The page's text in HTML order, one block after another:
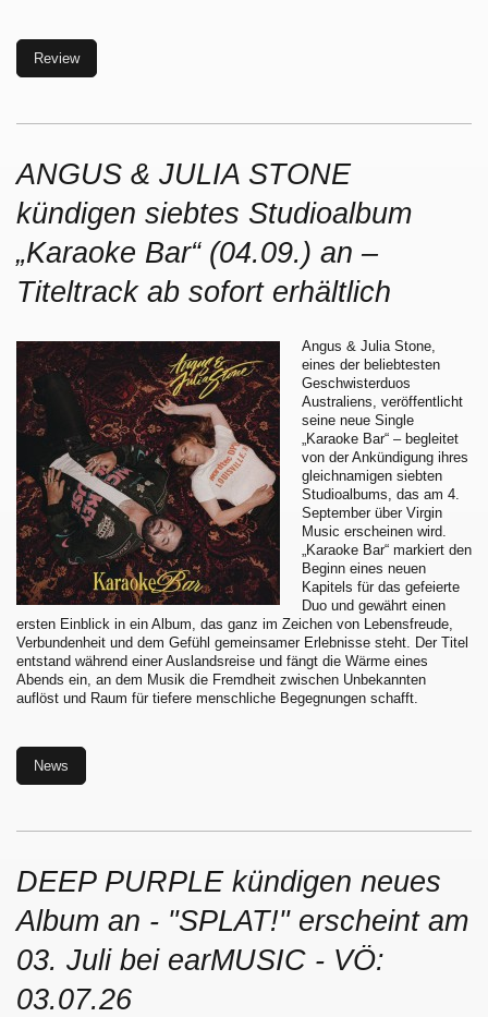
Review
ANGUS & JULIA STONE
kündigen siebtes Studioalbum
„Karaoke Bar“ (04.09.) an –
Titeltrack ab sofort erhältlich
Angus & Julia Stone,
eines der beliebtesten
Geschwisterduos
Australiens, veröffentlicht
seine neue Single
„Karaoke Bar“ – begleitet
von der Ankündigung ihres
gleichnamigen siebten
Studioalbums, das am 4.
September über Virgin
Music erscheinen wird.
„Karaoke Bar“ markiert den
Beginn eines neuen
Kapitels für das gefeierte
Duo und gewährt einen
ersten Einblick in ein Album, das ganz im Zeichen von Lebensfreude,
Verbundenheit und dem Gefühl gemeinsamer Erlebnisse steht. Der Titel
entstand während einer Auslandsreise und fängt die Wärme eines
Abends ein, an dem Musik die Fremdheit zwischen Unbekannten
auflöst und Raum für tiefere menschliche Begegnungen schafft.
News
DEEP PURPLE kündigen neues
Album an - "SPLAT!" erscheint am
03. Juli bei earMUSIC - VÖ:
03.07.26